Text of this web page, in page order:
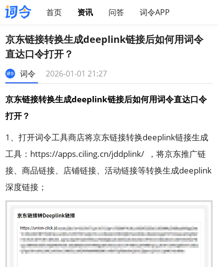
首页 资讯 问答 词令APP
京东链接转换生成deeplink链接后如何用词令
直达口令打开？
词令 2026-01-01 21:27
京东链接转换生成deeplink链接后如何用词令直达口令
打开？
1、打开词令工具商店将京东链接转换deeplink链接生成
工具： https://apps.ciling.cn/jddplink/ ，将京东推广链
接、商品链接、店铺链接、活动链接等转换生成deeplink
深度链接；